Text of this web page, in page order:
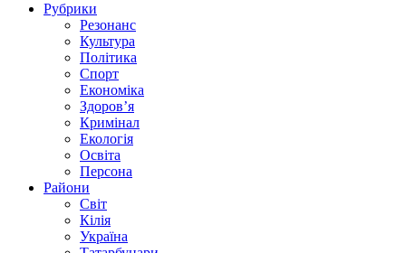
Рубрики
Резонанс
Культура
Політика
Спорт
Економіка
Здоров’я
Кримінал
Екологія
Освіта
Персона
Райони
Світ
Кілія
Україна